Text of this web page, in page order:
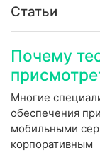
Статьи
Почему
Многие
обеспечения
мобильными
корпоративным